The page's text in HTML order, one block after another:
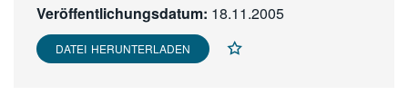
Veröffentlichungsdatum: 18.11.2005
DATEI HERUNTERLADEN